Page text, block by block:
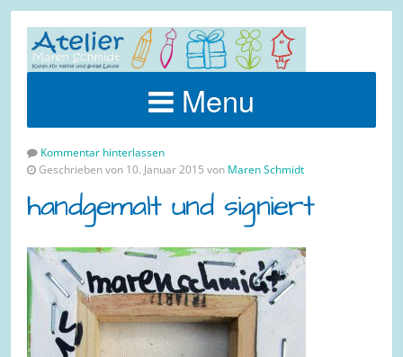
Menu
Kommentar hinterlassen
Geschrieben von 10. Januar 2015 von Maren Schmidt
handgemalt und signiert